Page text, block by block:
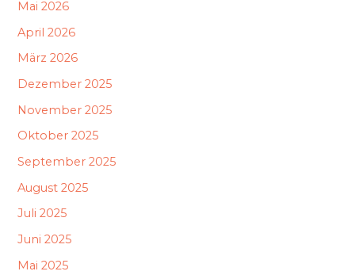
Mai 2026
April 2026
März 2026
Dezember 2025
November 2025
Oktober 2025
September 2025
August 2025
Juli 2025
Juni 2025
Mai 2025